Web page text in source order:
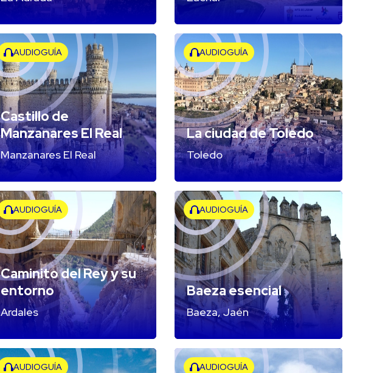
AUDIOGUÍA
Castillo de
Manzanares El Real
Manzanares El Real
AUDIOGUÍA
La ciudad de Toledo
Toledo
AUDIOGUÍA
Caminito del Rey y su
entorno
Ardales
AUDIOGUÍA
Baeza esencial
Baeza, Jaén
AUDIOGUÍA AUDIOGUÍA